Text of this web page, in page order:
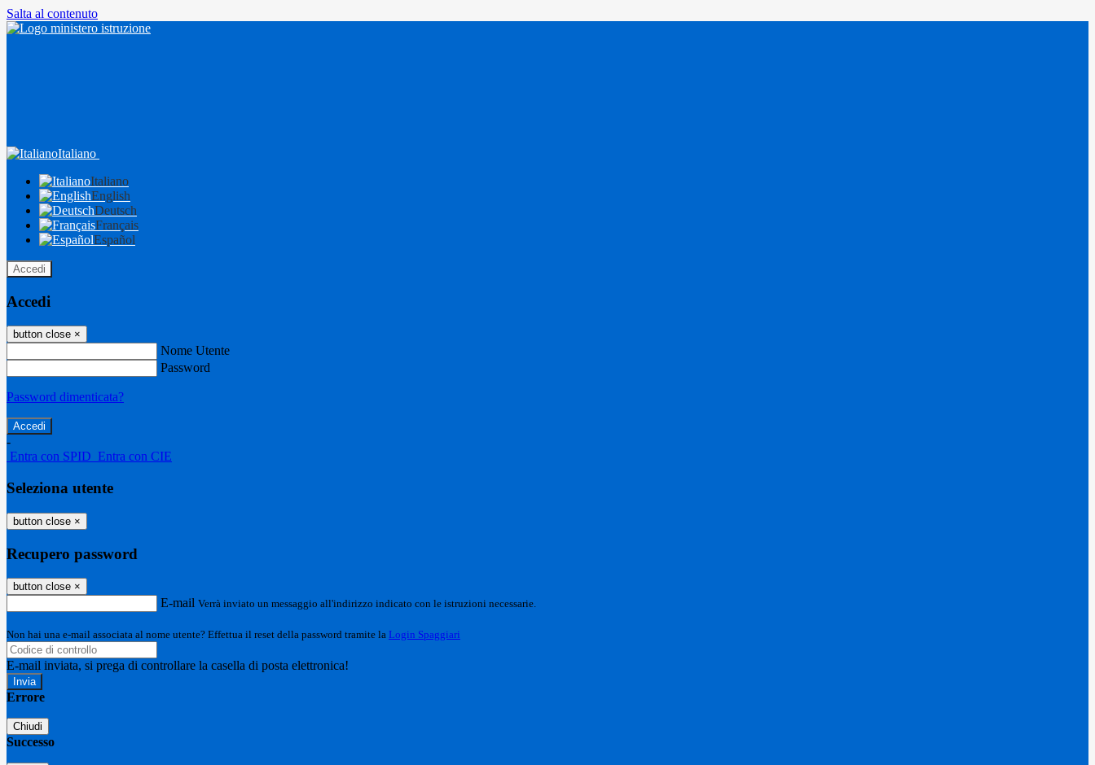
Salta al contenuto
Italiano
Italiano
English
Deutsch
Français
Español
Accedi
Accedi
button close ×
Nome Utente
Password
Password dimenticata?
-
Entra con SPID Entra con CIE
Seleziona utente
button close ×
Recupero password
button close ×
E-mail Verrà inviato un messaggio all'indirizzo indicato con le istruzioni necessarie.
Non hai una e-mail associata al nome utente? Effettua il reset della password tramite la Login Spaggiari
E-mail inviata, si prega di controllare la casella di posta elettronica!
Errore
Chiudi
Successo